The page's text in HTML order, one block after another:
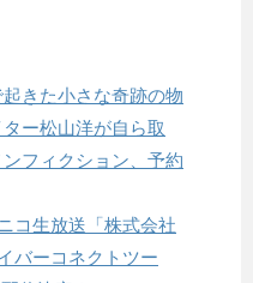
きた小さな奇跡の物
ー松山洋が自ら取
フィクション、予約
コ生放送「株式会社
バーコネクトツー